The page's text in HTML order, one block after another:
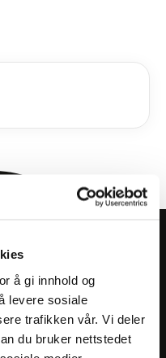
å gi innhold og
levere sosiale
trafikken vår. Vi deler
du bruker nettstedet